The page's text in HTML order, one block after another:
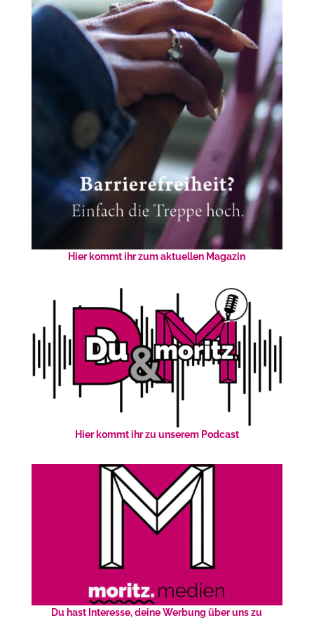
Hier kommt ihr zum aktuellen Magazin
Hier kommt ihr zu unserem Podcast
Du hast Interesse, deine Werbung über uns zu